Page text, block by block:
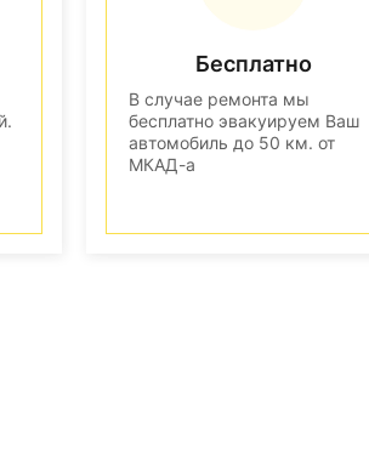
Бесплатно
В случае ремонта мы
бесплатно эвакуируем Ваш
автомобиль до 50 км. от
МКАД-а